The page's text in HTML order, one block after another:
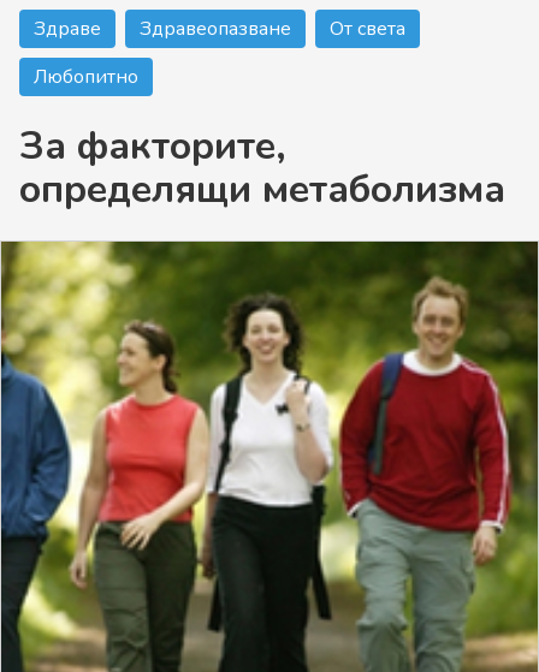
Здраве Здравеопазване
От света
Любопитно
За факторите,
определящи метаболизма